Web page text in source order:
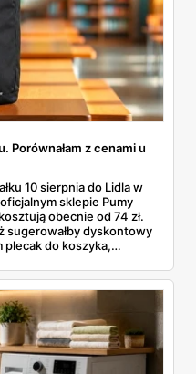
Porównałam z cenami u
10 sierpnia do Lidla w
sklepie Pumy
obecnie od 74 zł.
sugerowałby dyskontowy
plecak do koszyka,
Lidl, ile kosztują
ten zakup naprawdę